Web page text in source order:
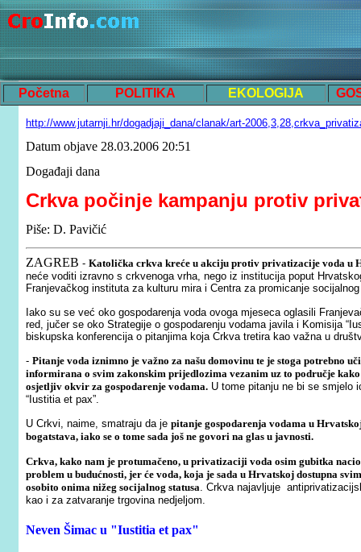
Početna POLITIKA EKOLOGIJA
http://www.jutarnji.hr/dogadjaji_dana/clanak/art-
Datum objave 28.03.2006 20:51
Događaji dana
Crkva počinje kampanju protiv
Piše: D. Pavičić
ZAGREB - Katolička crkva kreće u akciju protiv privatizacije voda u
neće voditi izravno s crkvenoga vrha, nego iz institucija poput
Franjevačkog instituta za kulturu mira i Centra za promicanje
Iako su se već oko gospodarenja voda ovoga mjeseca oglasili
red, jučer se oko Strategije o gospodarenju vodama javila i Komisija
biskupska konferencija o pitanjima koja Crkva tretira kao važna u
- Pitanje voda iznimno je važno za našu domovinu te je stoga potrebno
informirana o svim zakonskim prijedlozima vezanim uz to područje
osjetljiv okvir za gospodarenje vodama. U tome pitanju ne bi se smjelo
“Iustitia et pax”.
U Crkvi, naime, smatraju da je pitanje gospodarenja vodama u
bogatstava, iako se o tome sada još ne govori na glas u javnosti.
Crkva, kako nam je protumačeno, u privatizaciji voda osim gubitka
problem u budućnosti, jer će voda, koja je sada u Hrvatskoj dostupna
osobito onima nižeg socijalnog statusa. Crkva najavljuje
kao i za zatvaranje trgovina nedjeljom.
Neven Šimac u "Iustitia et pax"